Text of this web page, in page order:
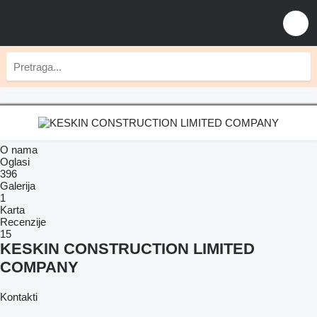
O nama
Oglasi
396
Galerija
1
Karta
Recenzije
15
KESKIN CONSTRUCTION LIMITED
COMPANY
Kontakti